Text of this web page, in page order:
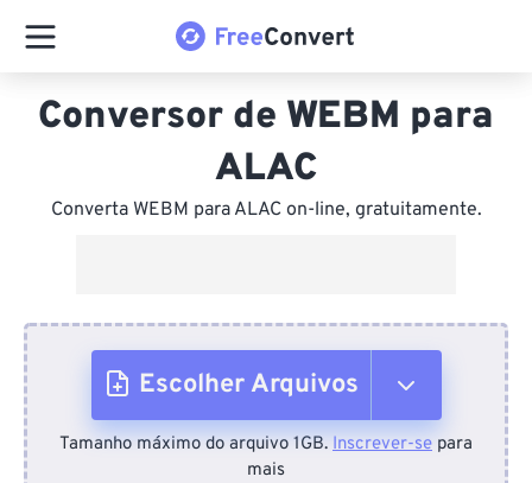
Conversor de WEBM para
ALAC
Converta WEBM para ALAC on-line, gratuitamente.
Escolher Arquivos
Do dispositivo
Tamanho máximo do arquivo 1GB. Inscrever-se para
mais